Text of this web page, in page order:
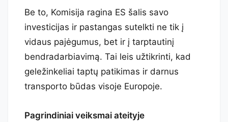
Be to, Komisija ragina ES šalis savo
investicijas ir pastangas sutelkti ne tik į
vidaus pajėgumus, bet ir į tarptautinį
bendradarbiavimą. Tai leis užtikrinti, kad
geležinkeliai taptų patikimas ir darnus
transporto būdas visoje Europoje.
Pagrindiniai veiksmai ateityje